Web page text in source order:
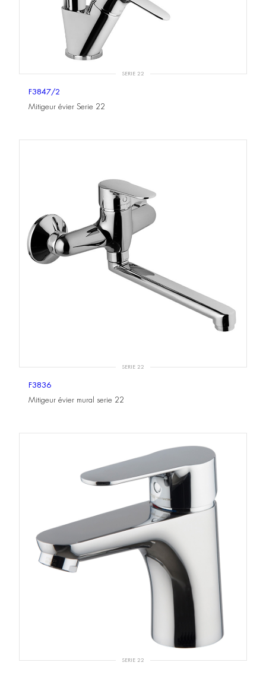
SERIE 22
F3847/2
Mitigeur évier Serie 22
SERIE 22
F3836
Mitigeur évier mural serie 22
SERIE 22